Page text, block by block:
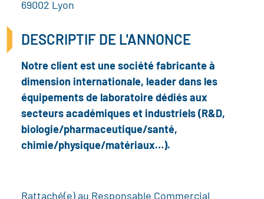
69002 Lyon
DESCRIPTIF DE L'ANNONCE
Notre client est une société fabricante à
dimension internationale, leader dans les
équipements de laboratoire dédiés aux
secteurs académiques et industriels (R&D,
biologie/pharmaceutique/santé,
chimie/physique/matériaux…).